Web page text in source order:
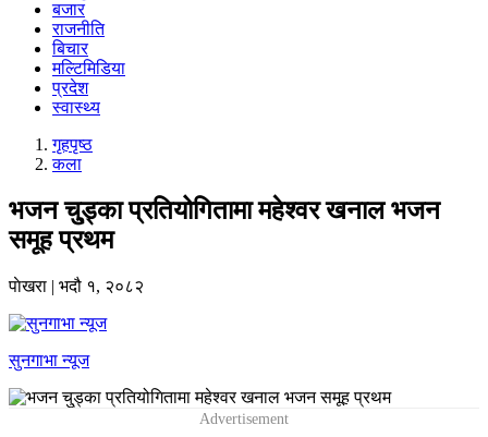
बजार
राजनीति
बिचार
मल्टिमिडिया
प्रदेश
स्वास्थ्य
गृहपृष्‍ठ
कला
भजन चु्ड्का प्रतियोगितामा महेश्वर खनाल भजन
समूह प्रथम
पाेखरा | भदौ १, २०८२
सुनगाभा न्यूज